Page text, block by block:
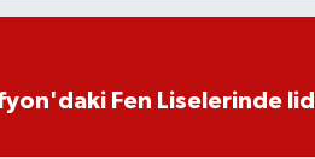
Fen Liselerinde